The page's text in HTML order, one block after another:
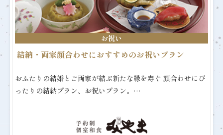
お祝い
結納・両家顔合わせにおすすめのお祝いプラン
おふたりの結婚とご両家が結ぶ新たな縁を寿ぐ 顔合わせにぴ
ったりの結納プラン、お祝いプラン。…